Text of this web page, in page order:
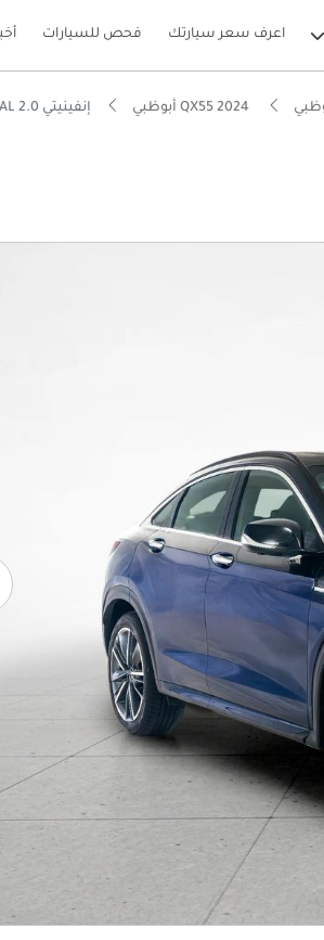
اعرف سعر سيارتك فحص للسيارات
إنفينيتي QX55 ESSENTIAL 2.0